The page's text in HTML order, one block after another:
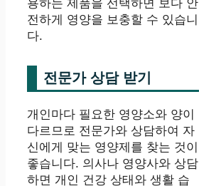
용하는 제품을 선택하면 보다 안
전하게 영양을 보충할 수 있습니
다.
전문가 상담 받기
개인마다 필요한 영양소와 양이
다르므로 전문가와 상담하여 자
신에게 맞는 영양제를 찾는 것이
좋습니다. 의사나 영양사와 상담
하면 개인 건강 상태와 생활 습